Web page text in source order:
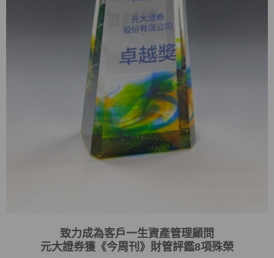
致力成為客戶一生資產管理顧問
元大證券獲《今周刊》財管評鑑8項殊榮